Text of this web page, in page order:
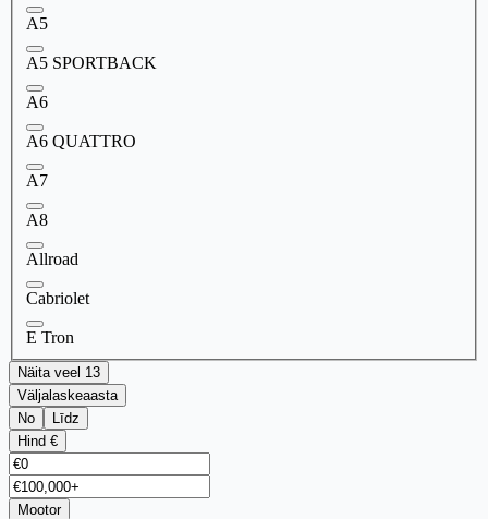
A5
A5 SPORTBACK
A6
A6 QUATTRO
A7
A8
Allroad
Cabriolet
E Tron
Näita veel 13
Väljalaskeaasta
No
Līdz
Hind €
Mootor